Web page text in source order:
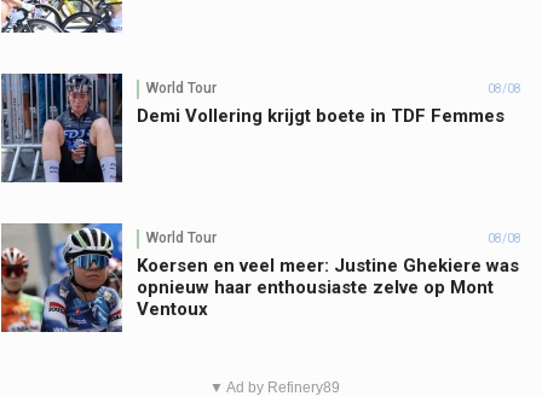
World Tour 08/08
Demi Vollering krijgt boete in TDF Femmes
World Tour 08/08
Koersen en veel meer: Justine Ghekiere was
opnieuw haar enthousiaste zelve op Mont
Ventoux
▼ Ad by Refinery89